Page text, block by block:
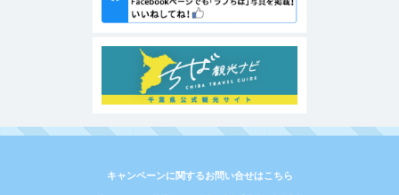
キャンペーンに関するお問い合せはこちら